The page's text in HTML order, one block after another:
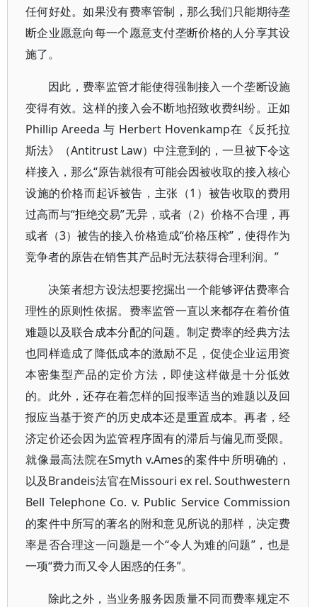
任何好处。如果没有费率管制，那么我们只能期待垄
断企业愿意向每一个愿意支付垄断价格的人分享其设
施了。
因此，费率监管才能使得强制接入一个垄断设施
变得有效。这样的接入会不断地招致收费纠纷。正如
Phillip Areeda 与 Herbert Hovenkamp在《反托拉
斯法》（Antitrust Law）中注意到的，一旦被下令这
样接入，那么“原告就很有可能会因被收取的接入核心
设施的价格而起诉被告，主张（1）被告收取的费用
过高而与“拒绝交易”无异，或者（2）价格不合理，再
或者（3）被告的接入价格造成“价格压榨”，使得作为
竞争者的原告在销售其产品时无法获得合理利润。”
决策者想方设法想要挖掘出一个能够评估费率合
理性的原则性依据。费率监管一直以来都存在着价值
难题以及联合成本分配的问题。制定费率的经典方法
也同样造成了降低成本的激励不足，促使企业运用资
本密集型产品的定价方法，即使这样做是十分低效
的。此外，还存在着怎样的回报率适当的难题以及回
报应当基于资产的历史成本还是重置成本。再者，经
济定价还会因为监管程序固有的滞后与偏见而受限。
就像最高法院在Smyth v.Ames的案件中所明确的，
以及Brandeis法官在Missouri ex rel. Southwestern
Bell Telephone Co. v. Public Service Commission
的案件中所写的著名的附和意见所说的那样，决定费
率是否合理这一问题是一个“令人为难的问题”，也是
一项“费力而又令人困惑的任务”。
除此之外，当业务服务因质量不同而费率规定不